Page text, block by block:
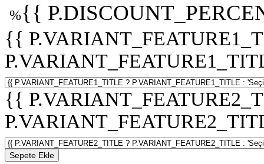
%{{
{{
{{
Sepete Ekle